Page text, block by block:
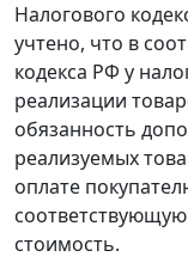
Налогового
учтено, что в
кодекса РФ у
реализации
обязанность
реализуемых
оплате
стоимость.